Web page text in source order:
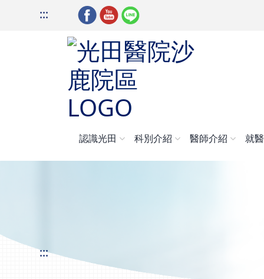
:::
認識光田 科別介紹 醫師介紹 就
:::